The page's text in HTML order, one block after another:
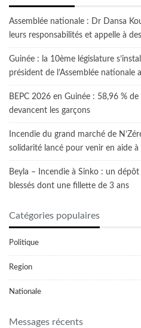
Assemblée nationale : Dr Dansa
leurs responsabilités et appelle à
Guinée : la 10ème législature
président de l’Assemblée nationale
BEPC 2026 en Guinée : 58,96 %
devancent les garçons
Incendie du grand marché de
solidarité lancé pour venir en aide
Beyla – Incendie à Sinko : un
blessés dont une fillette de 3 ans
Catégories populaires
Politique
Region
Nationale
Messages récents